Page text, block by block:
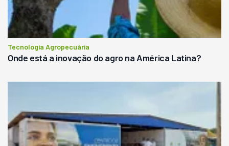
Tecnologia Agropecuária
Onde está a inovação do agro na América Latina?